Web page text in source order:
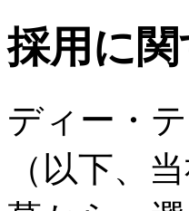
採用に
ディー・
（以下、